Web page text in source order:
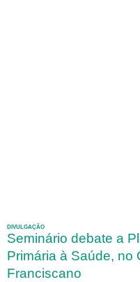
DIVULGAÇÃO
Seminário debate a
Primária à Saúde, no
Franciscano